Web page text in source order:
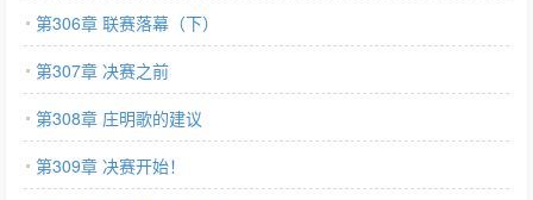
第306章 联赛落幕（下）
第307章 决赛之前
第308章 庄明歌的建议
第309章 决赛开始！